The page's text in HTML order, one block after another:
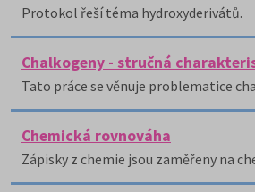
Protokol řeší téma hydroxyderivátů.
Chalkogeny - stručná
Tato práce se věnuje problematice
Chemická rovnováha
Zápisky z chemie jsou zaměřeny na